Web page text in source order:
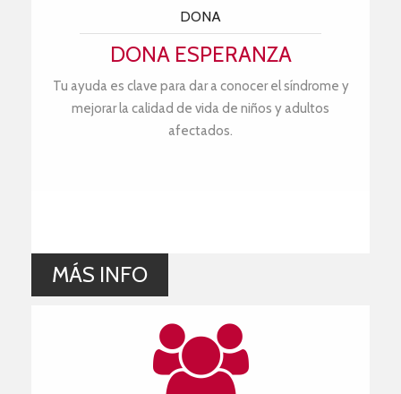
DONA
DONA ESPERANZA
Tu ayuda es clave para dar a conocer el síndrome y
mejorar la calidad de vida de niños y adultos
afectados.
MÁS INFO